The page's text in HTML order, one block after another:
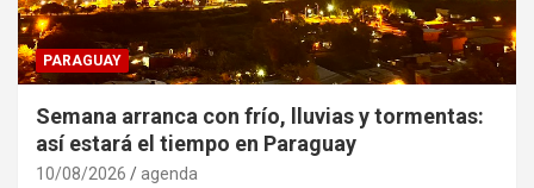
PARAGUAY
Semana arranca con frío, lluvias y tormentas:
así estará el tiempo en Paraguay
10/08/2026 agenda